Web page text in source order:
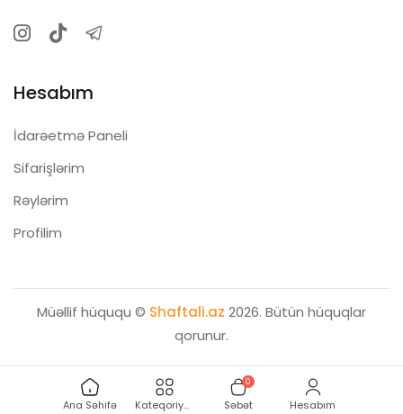
Ana Səhifə Kateqoriyalar Səbət
0
Hesabım
Hesabım
İdarəetmə Paneli
Sifarişlərim
Rəylərim
Profilim
Müəllif hüququ © Shaftali.az 2026. Bütün hüquqlar
qorunur.